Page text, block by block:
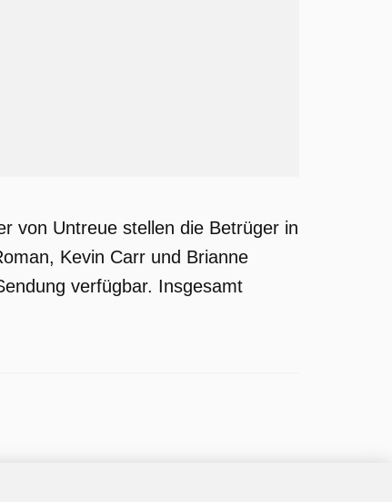
von Untreue stellen die Betrüger in
Kevin Carr und Brianne
verfügbar. Insgesamt